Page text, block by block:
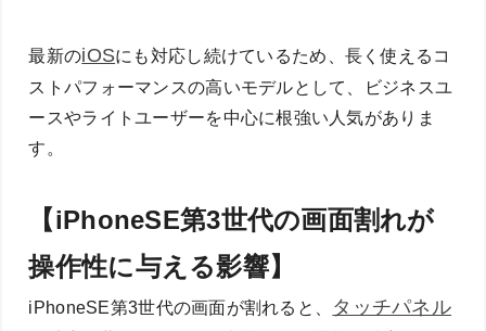
最新のiOSにも対応し続けているため、長く使えるコ
ストパフォーマンスの高いモデルとして、ビジネスユ
ースやライトユーザーを中心に根強い人気がありま
す。
【iPhoneSE第3世代の画面割れが
操作性に与える影響】
iPhoneSE第3世代の画面が割れると、 タッチパネル